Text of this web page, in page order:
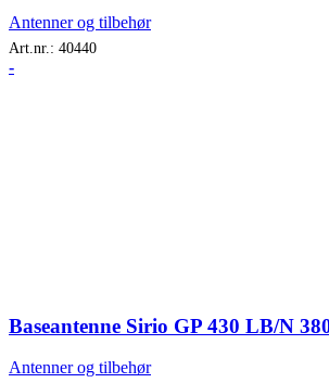
Antenner og tilbehør
Art.nr.: 40440
-
Baseantenne Sirio GP 430 LB/N
Antenner og tilbehør